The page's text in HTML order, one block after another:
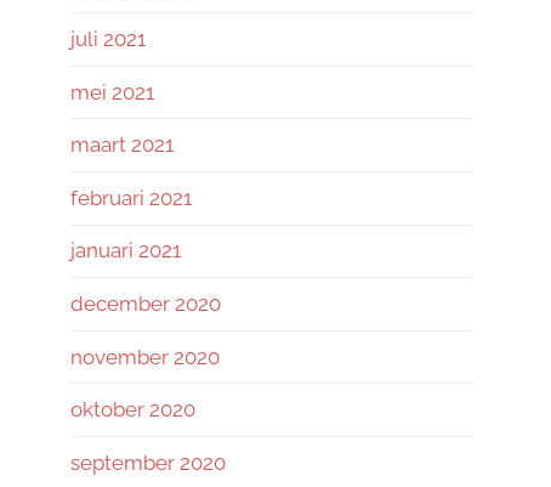
juli 2021
mei 2021
maart 2021
februari 2021
januari 2021
december 2020
november 2020
oktober 2020
september 2020